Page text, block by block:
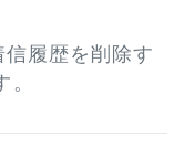
履歴を削除す